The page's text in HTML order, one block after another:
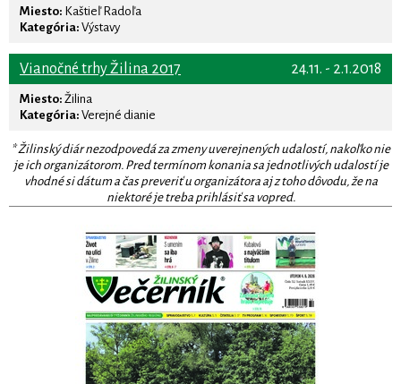
Miesto: Kaštieľ Radoľa
Kategória: Výstavy
24.11. - 2.1.2018
Vianočné trhy Žilina 2017
Miesto: Žilina
Kategória: Verejné dianie
* Žilinský diár nezodpovedá za zmeny uverejnených udalostí, nakoľko nie
je ich organizátorom. Pred termínom konania sa jednotlivých udalostí je
vhodné si dátum a čas preveriť u organizátora aj z toho dôvodu, že na
niektoré je treba prihlásiť sa vopred.